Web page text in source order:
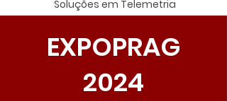
Soluções em Telemetria
EXPOPRAG
2024